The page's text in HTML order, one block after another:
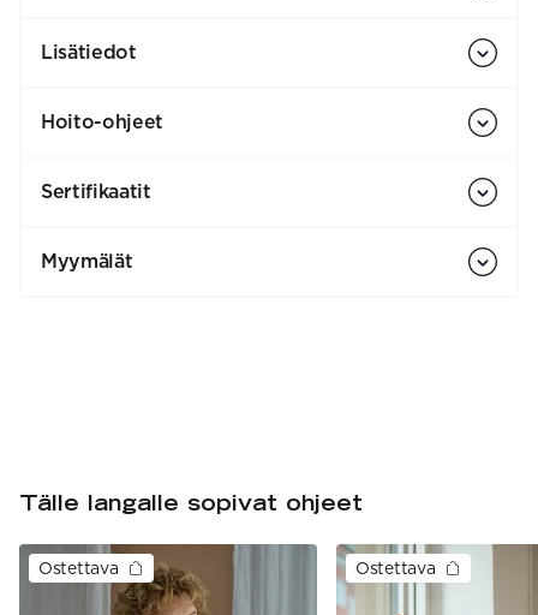
Lisätiedot
Hoito-ohjeet
Sertifikaatit
Myymälät
Tälle langalle sopivat ohjeet
Ostettava Ostettava